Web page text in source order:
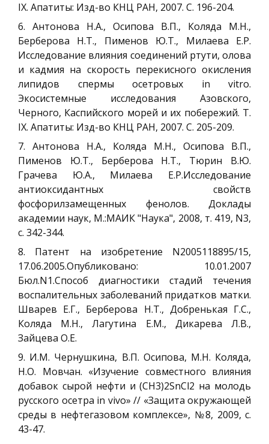
IX. Апатиты: Изд-во КНЦ РАН, 2007. С. 196-204.
6. Антонова Н.А., Осипова В.П., Коляда М.Н.,
Берберова Н.Т., Пименов Ю.Т., Милаева Е.Р.
Исследование влияния соединений ртути, олова
и кадмия на скорость перекисного окисления
липидов спермы осетровых in vitro.
Экосистемные исследования Азовского,
Черного, Каспийского морей и их побережий. Т.
IX. Апатиты: Изд-во КНЦ РАН, 2007. С. 205-209.
7. Антонова Н.А., Коляда М.Н., Осипова В.П.,
Пименов Ю.Т., Берберова Н.Т., Тюрин В.Ю.
Грачева Ю.А., Милаева Е.Р.Исследование
антиоксидантных свойств
фосфорилзамещенных фенолов. Доклады
академии наук, М.:МАИК "Наука", 2008, т. 419, N3,
с. 342-344.
8. Патент на изобретение N2005118895/15,
17.06.2005.Опубликовано: 10.01.2007
Бюл.N1.Способ диагностики стадий течения
воспалительных заболеваний придатков матки.
Шварев Е.Г., Берберова Н.Т., Добренькая Г.С.,
Коляда М.Н., Лагутина Е.М., Дикарева Л.В.,
Зайцева О.Е.
9. И.М. Чернушкина, В.П. Осипова, М.Н. Коляда,
Н.О. Мовчан. «Изучение совместного влияния
добавок сырой нефти и (CH3)2SnCl2 на молодь
русского осетра in vivo» // «Защита окружающей
среды в нефтегазовом комплексе», №8, 2009, с.
43-47.